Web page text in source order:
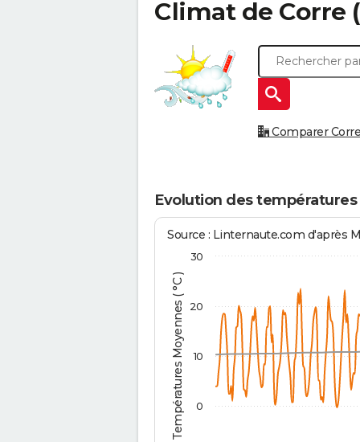
Climat de Corre
Comparer
Evolution des températures
Températures Moyennes ( °C )
Source : Linternaute.com d'après
0
10
20
30